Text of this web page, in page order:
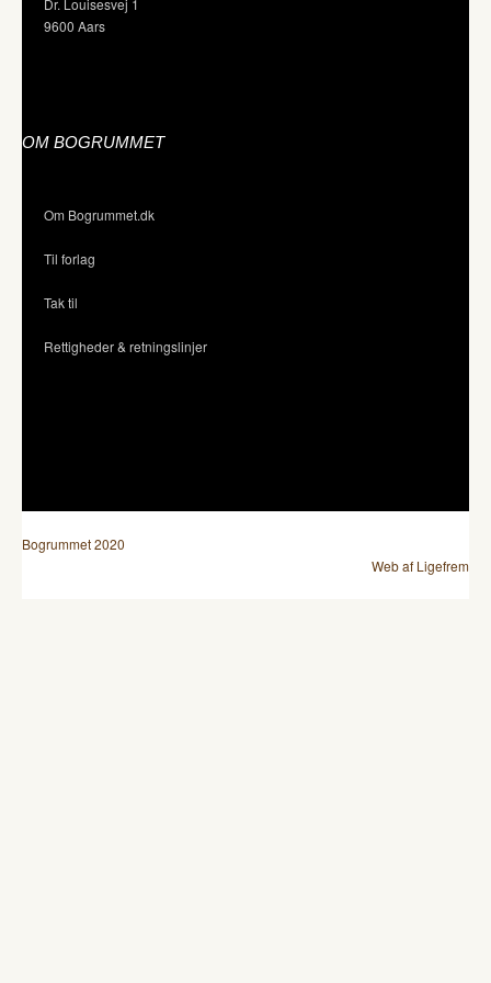
Dr. Louisesvej 1
9600 Aars
OM BOGRUMMET
Om Bogrummet.dk
Til forlag
Tak til
Rettigheder & retningslinjer
Bogrummet 2020
Web af Ligefrem